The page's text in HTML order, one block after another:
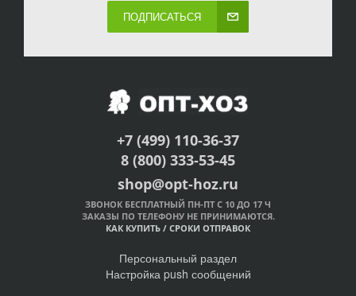
ПОДПИСАТЬСЯ
+7 (499) 110-36-37
8 (800) 333-53-45
shop@opt-hoz.ru
ЗВОНОК БЕСПЛАТНЫЙ ПН-ПТ С 10 ДО 17 Ч
ЗАКАЗЫ ПО ТЕЛЕФОНУ НЕ ПРИНИМАЮТСЯ.
КАК КУПИТЬ / СРОКИ ОТПРАВОК
Персональный раздел
Настройка push сообщений